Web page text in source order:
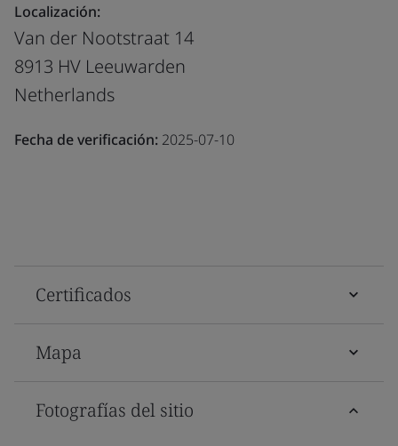
Localización:
Van der Nootstraat 14
8913 HV Leeuwarden
Netherlands
Fecha de verificación: 2025-07-10
Certificados
Mapa
Fotografías del sitio